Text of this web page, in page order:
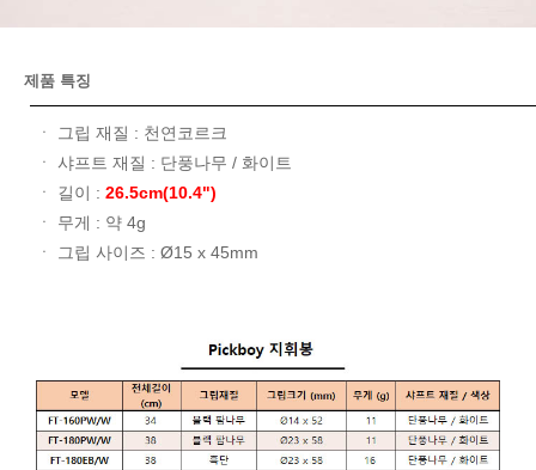
제품 특징
ㆍ 그립 재질 : 천연코르크
ㆍ 샤프트 재질 : 단풍나무 / 화이트
ㆍ 길이 : 26.5cm(10.4")
ㆍ 무게 : 약 4g
ㆍ 그립 사이즈 : Ø15 x 45mm